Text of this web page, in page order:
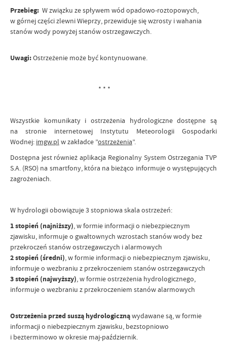
Przebieg: W związku ze spływem wód opadowo-roztopowych,
w górnej części zlewni Wieprzy, przewiduje się wzrosty i wahania
stanów wody powyżej stanów ostrzegawczych.
Uwagi:Ostrzeżenie może być kontynuowane.
* * *
Wszystkie komunikaty i ostrzeżenia hydrologiczne dostępne są
na stronie internetowej Instytutu Meteorologii Gospodarki
Wodnej: imgw.pl w zakładce ”ostrzeżenia”.
Dostępna jest również aplikacja Regionalny System Ostrzegania TVP
S.A. (RSO) na smartfony, która na bieżąco informuje o występujących
zagrożeniach.
W hydrologii obowiązuje 3 stopniowa skala ostrzeżeń:
1 stopień (najniższy), w formie informacji o niebezpiecznym
zjawisku, informuje o gwałtownych wzrostach stanów wody bez
przekroczeń stanów ostrzegawczych i alarmowych
2 stopień (średni), w formie informacji o niebezpiecznym zjawisku,
informuje o wezbraniu z przekroczeniem stanów ostrzegawczych
3 stopień (najwyższy), w formie ostrzeżenia hydrologicznego,
informuje o wezbraniu z przekroczeniem stanów alarmowych
Ostrzeżenia przed suszą hydrologicznąwydawane są, w formie
informacji o niebezpiecznym zjawisku, bezstopniowo
i bezterminowo w okresie maj-październik.